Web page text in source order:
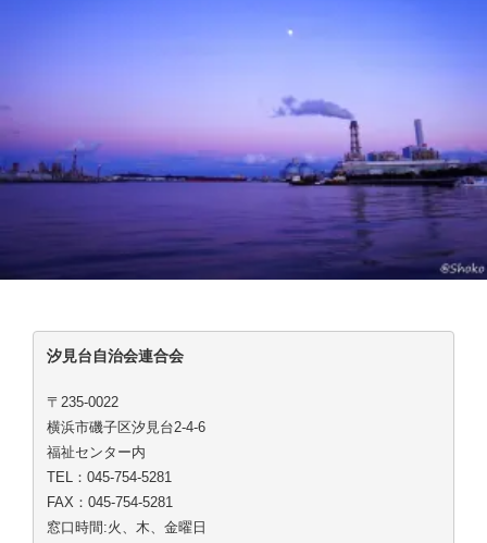
汐見台自治会連合会
〒235-0022
横浜市磯子区汐見台2-4-6
福祉センター内
TEL：045-754-5281
FAX：045-754-5281
窓口時間:火、木、金曜日